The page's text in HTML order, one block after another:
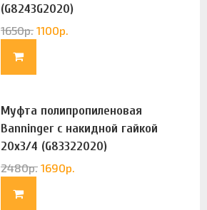
(G8243G2020)
1650р. 1100р.
Муфта полипропиленовая
Banninger с накидной гайкой
20х3/4 (G83322020)
2480р. 1690р.